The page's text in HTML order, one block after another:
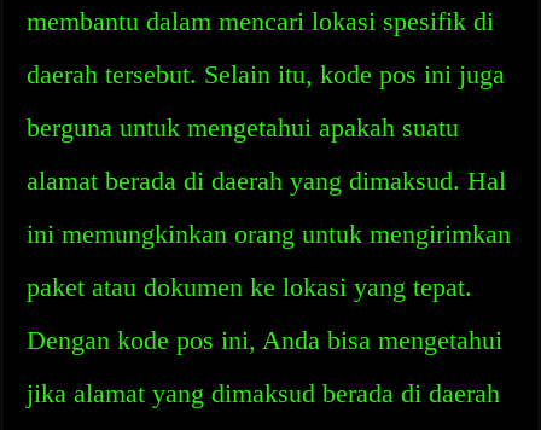
membantu dalam mencari lokasi spesifik di
daerah tersebut. Selain itu, kode pos ini juga
berguna untuk mengetahui apakah suatu
alamat berada di daerah yang dimaksud. Hal
ini memungkinkan orang untuk mengirimkan
paket atau dokumen ke lokasi yang tepat.
Dengan kode pos ini, Anda bisa mengetahui
jika alamat yang dimaksud berada di daerah